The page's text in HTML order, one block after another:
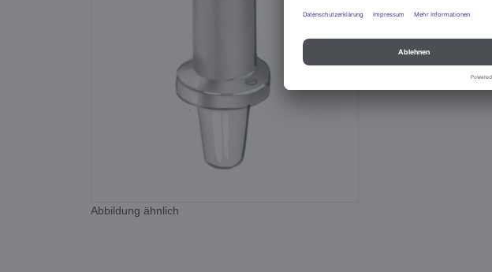
Abbildung ähnlich